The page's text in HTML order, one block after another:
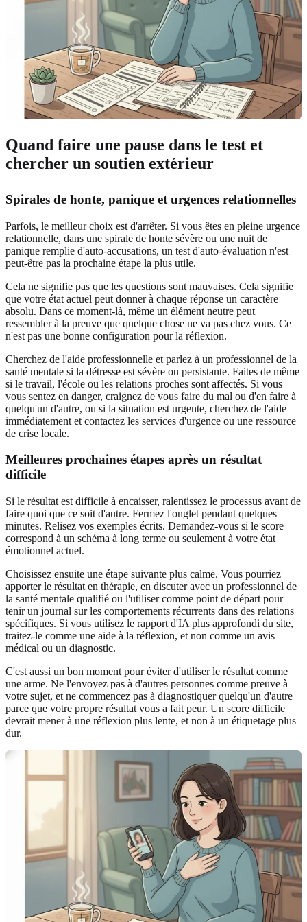
Quand faire une pause dans le test et
chercher un soutien extérieur
Spirales de honte, panique et urgences relationnelles
Parfois, le meilleur choix est d'arrêter. Si vous êtes en pleine urgence
relationnelle, dans une spirale de honte sévère ou une nuit de
panique remplie d'auto-accusations, un test d'auto-évaluation n'est
peut-être pas la prochaine étape la plus utile.
Cela ne signifie pas que les questions sont mauvaises. Cela signifie
que votre état actuel peut donner à chaque réponse un caractère
absolu. Dans ce moment-là, même un élément neutre peut
ressembler à la preuve que quelque chose ne va pas chez vous. Ce
n'est pas une bonne configuration pour la réflexion.
Cherchez de l'aide professionnelle et parlez à un professionnel de la
santé mentale si la détresse est sévère ou persistante. Faites de même
si le travail, l'école ou les relations proches sont affectés. Si vous
vous sentez en danger, craignez de vous faire du mal ou d'en faire à
quelqu'un d'autre, ou si la situation est urgente, cherchez de l'aide
immédiatement et contactez les services d'urgence ou une ressource
de crise locale.
Meilleures prochaines étapes après un résultat
difficile
Si le résultat est difficile à encaisser, ralentissez le processus avant de
faire quoi que ce soit d'autre. Fermez l'onglet pendant quelques
minutes. Relisez vos exemples écrits. Demandez-vous si le score
correspond à un schéma à long terme ou seulement à votre état
émotionnel actuel.
Choisissez ensuite une étape suivante plus calme. Vous pourriez
apporter le résultat en thérapie, en discuter avec un professionnel de
la santé mentale qualifié ou l'utiliser comme point de départ pour
tenir un journal sur les comportements récurrents dans des relations
spécifiques. Si vous utilisez le rapport d'IA plus approfondi du site,
traitez-le comme une aide à la réflexion, et non comme un avis
médical ou un diagnostic.
C'est aussi un bon moment pour éviter d'utiliser le résultat comme
une arme. Ne l'envoyez pas à d'autres personnes comme preuve à
votre sujet, et ne commencez pas à diagnostiquer quelqu'un d'autre
parce que votre propre résultat vous a fait peur. Un score difficile
devrait mener à une réflexion plus lente, et non à un étiquetage plus
dur.